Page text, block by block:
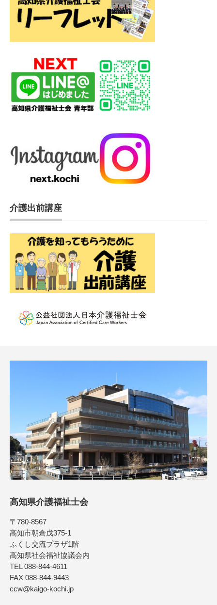
介護出前講座
高知県介護福祉士会
〒780-8567
高知市朝倉戊375-1
ふくし交流プラザ1階
高知県社会福祉協議会内
TEL 088-844-4611
FAX 088-844-9443
ccw@kaigo-kochi.jp